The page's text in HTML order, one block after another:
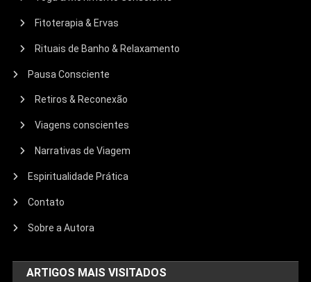
Fitoterapia & Ervas
Rituais de Banho & Relaxamento
Pausa Consciente
Retiros & Reconexão
Viagens conscientes
Narrativas de Viagem
Espiritualidade Prática
Contato
Sobre a Autora
ARTIGOS MAIS VISITADOS